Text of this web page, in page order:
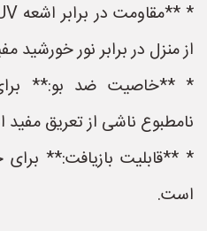
از منزل در برابر نور خورشید
* **خاصیت ضد بو:**
نامطبوع ناشی از تعریق
* **قابلیت بازیافت:**
است.